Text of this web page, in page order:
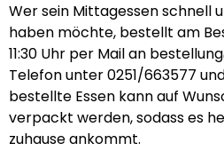
Wer sein Mittagessen schnell
haben möchte, bestellt am
11:30 Uhr per Mail an
Telefon unter 0251/663577
bestellte Essen kann auf
verpackt werden, sodass es
zuhause ankommt.